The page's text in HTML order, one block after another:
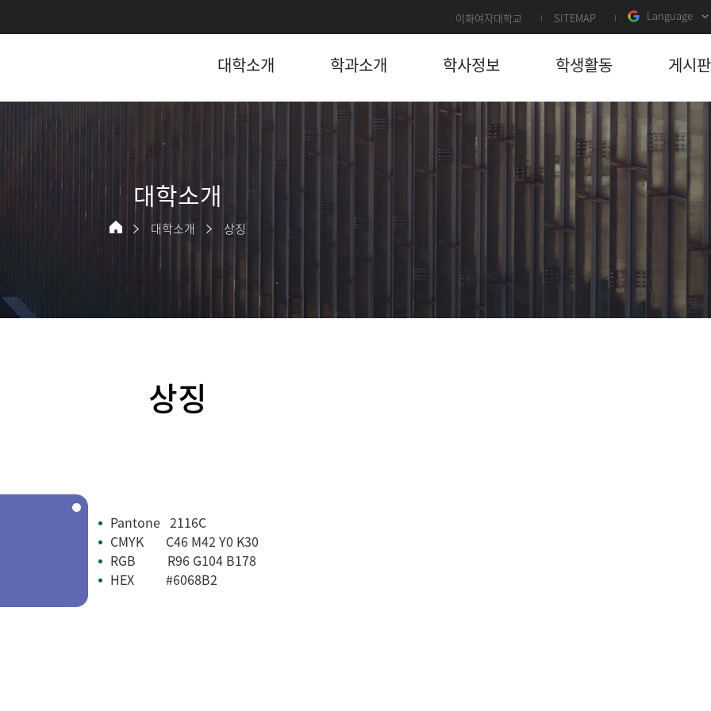
이화여자대학교 SITEMAP Language
대학소개 학과소개 학사정보 학생활동 게시판
대학소개
대학소개 상징
상징
• Pantone 2116C
• CMYK C46 M42 Y0 K30
• RGB R96 G104 B178
• HEX #6068B2